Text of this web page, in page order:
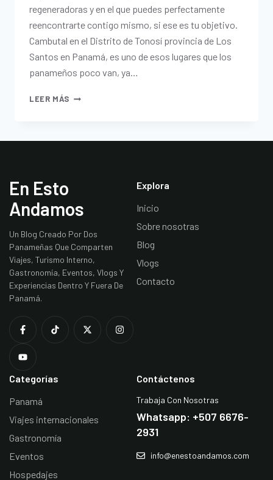
regeneradoras y en el que puedes perfectamente
reencontrarte contigo mismo, si ese es tu objetivo.
Cambutal en el Distrito de Tonosí provincia de Los
Santos en Panamá, es uno de esos lugares que los
panameños poco van, ya…
LEER MÁS
En Esto
Andamos
Un Blog Creado Por Dos
Panameñas Que Comparten
Viajes, Turismo Interno,
Gastronomía, Eventos, Vlogs Y
Experiencias Dentro Y Fuera De
Panamá.
Explora
Inicio
Sobre nosotras
Blog
Vlogs
Contacto
Categorías
Panamá
Viajes internacionales
Gastronomía
Eventos
Hospedajes
Contáctenos
Trabaja Con Nosotras
Whatsapp: +507 6676-
2931
info@enestoandamos.com